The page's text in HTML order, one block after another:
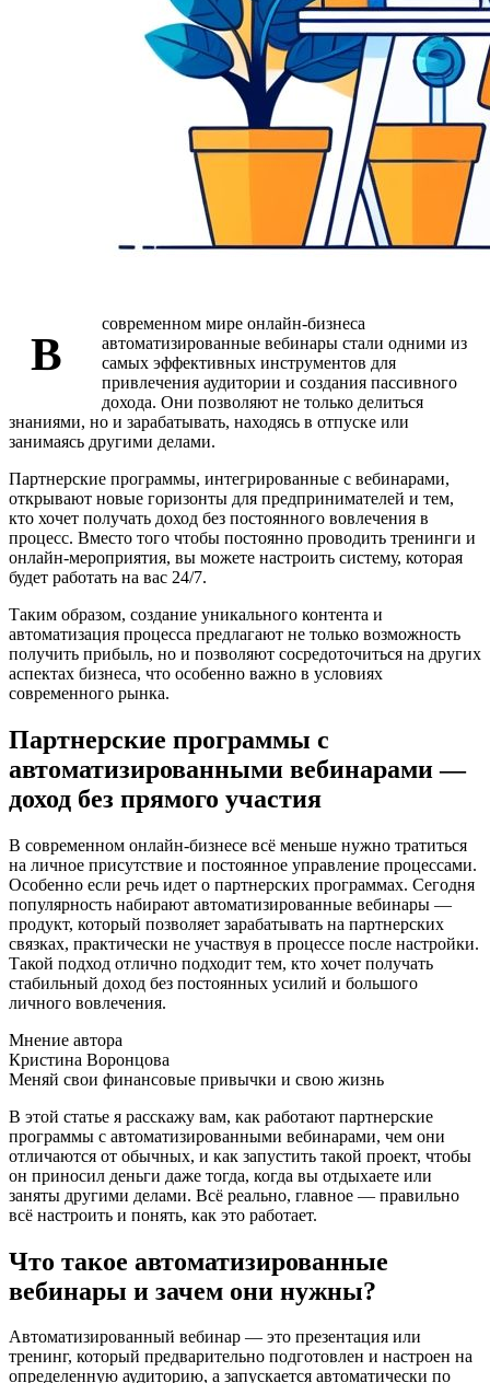
В
современном мире онлайн-бизнеса
автоматизированные вебинары стали одними из
самых эффективных инструментов для
привлечения аудитории и создания пассивного
дохода. Они позволяют не только делиться
знаниями, но и зарабатывать, находясь в отпуске или
занимаясь другими делами.
Партнерские программы, интегрированные с вебинарами,
открывают новые горизонты для предпринимателей и тем,
кто хочет получать доход без постоянного вовлечения в
процесс. Вместо того чтобы постоянно проводить тренинги и
онлайн-мероприятия, вы можете настроить систему, которая
будет работать на вас 24/7.
Таким образом, создание уникального контента и
автоматизация процесса предлагают не только возможность
получить прибыль, но и позволяют сосредоточиться на других
аспектах бизнеса, что особенно важно в условиях
современного рынка.
Партнерские программы с
автоматизированными вебинарами —
доход без прямого участия
В современном онлайн-бизнесе всё меньше нужно тратиться
на личное присутствие и постоянное управление процессами.
Особенно если речь идет о партнерских программах. Сегодня
популярность набирают автоматизированные вебинары —
продукт, который позволяет зарабатывать на партнерских
связках, практически не участвуя в процессе после настройки.
Такой подход отлично подходит тем, кто хочет получать
стабильный доход без постоянных усилий и большого
личного вовлечения.
Мнение автора
Кристина Воронцова
Меняй свои финансовые привычки и свою жизнь
В этой статье я расскажу вам, как работают партнерские
программы с автоматизированными вебинарами, чем они
отличаются от обычных, и как запустить такой проект, чтобы
он приносил деньги даже тогда, когда вы отдыхаете или
заняты другими делами. Всё реально, главное — правильно
всё настроить и понять, как это работает.
Что такое автоматизированные
вебинары и зачем они нужны?
Автоматизированный вебинар — это презентация или
тренинг, который предварительно подготовлен и настроен на
определенную аудиторию, а запускается автоматически по